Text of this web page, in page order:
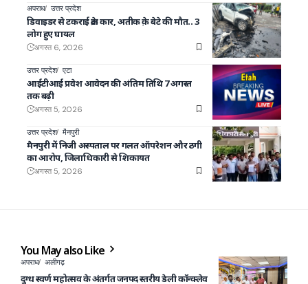
अपराध उत्तर प्रदेश
डिवाइडर से टकराई क्रेटा कार, अतीक क़े बेटे की मौत.. 3
लोग हुए घायल
अगस्त 6, 2026
उत्तर प्रदेश एटा
आईटीआई प्रवेश आवेदन की अंतिम तिथि 7 अगस्त
तक बढ़ी
अगस्त 5, 2026
उत्तर प्रदेश मैनपुरी
मैनपुरी में निजी अस्पताल पर गलत ऑपरेशन और ठगी
का आरोप, जिलाधिकारी से शिकायत
अगस्त 5, 2026
You May also Like
अपराध अलीगढ़
दुग्ध स्वर्ण महोत्सव के अंतर्गत जनपद स्तरीय डेली कॉन्क्लेव